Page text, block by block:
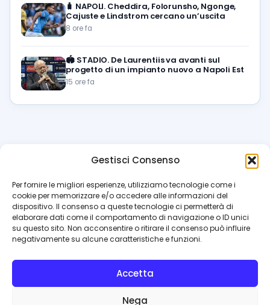
Gestisci Consenso
Per fornire le migliori esperienze, utilizziamo tecnologie come i
cookie per memorizzare e/o accedere alle informazioni del
dispositivo. Il consenso a queste tecnologie ci permetterà di
elaborare dati come il comportamento di navigazione o ID unici
su questo sito. Non acconsentire o ritirare il consenso può influire
negativamente su alcune caratteristiche e funzioni.
Accetta
Nega
🧳 NAPOLI. Cheddira, Folorunsho, Ngonge,
Cajuste e Lindstrom cercano un’uscita
8 ore fa
🏟️ STADIO. De Laurentiis va avanti sul
progetto di un impianto nuovo a Napoli Est
15 ore fa
azzurrissimo.it
Il blog di riferimento per i tifosi del Napoli. News, interviste,
pagelle e calciomercato. Testata giornalistica registrata
al Tribunale di Napoli (n. 48 dell’08/10/2012). Direttore Luca
Perillo
INFO
Contattaci